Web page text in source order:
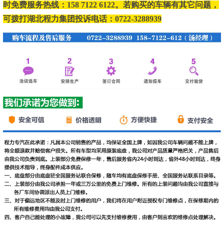
时免费服务热线：158 7122 6122。若购买的车辆有其它问题，
可拨打湖北程力集团投诉电话：0722-3288939